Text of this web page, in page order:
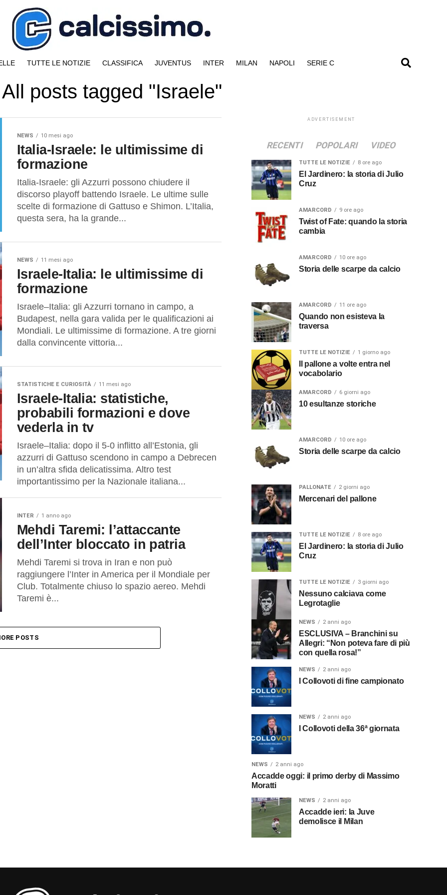
TUTTE LE NOTIZIE CLASSIFICA JUVENTUS INTER MILAN NAPOLI SERIE C
All posts tagged "Israele"
NEWS 10 mesi ago
Italia-Israele: le ultimissime di
formazione
Italia-Israele: gli Azzurri possono chiudere il
discorso playoff battendo Israele. Le ultime sulle
scelte di formazione di Gattuso e Shimon. L’Italia,
questa sera, ha la grande...
NEWS 11 mesi ago
Israele-Italia: le ultimissime di
formazione
Israele–Italia: gli Azzurri tornano in campo, a
Budapest, nella gara valida per le qualificazioni ai
Mondiali. Le ultimissime di formazione. A tre giorni
dalla convincente vittoria...
STATISTICHE E CURIOSITÀ 11 mesi ago
Israele-Italia: statistiche,
probabili formazioni e dove
vederla in tv
Israele–Italia: dopo il 5-0 inflitto all’Estonia, gli
azzurri di Gattuso scendono in campo a Debrecen
in un’altra sfida delicatissima. Altro test
importantissimo per la Nazionale italiana...
INTER 1 anno ago
Mehdi Taremi: l’attaccante
dell’Inter bloccato in patria
Mehdi Taremi si trova in Iran e non può
raggiungere l’Inter in America per il Mondiale per
Club. Totalmente chiuso lo spazio aereo. Mehdi
Taremi è...
POSTS
ADVERTISEMENT
RECENTI POPOLARI VIDEO
TUTTE LE NOTIZIE 8 ore ago
El Jardinero: la storia di Julio
Cruz
AMARCORD 9 ore ago
Twist of Fate: quando la storia
cambia
AMARCORD 10 ore ago
Storia delle scarpe da calcio
AMARCORD 11 ore ago
Quando non esisteva la
traversa
TUTTE LE NOTIZIE 1 giorno ago
Il pallone a volte entra nel
vocabolario
AMARCORD 6 giorni ago
10 esultanze storiche
AMARCORD 10 ore ago
Storia delle scarpe da calcio
PALLONATE 2 giorni ago
Mercenari del pallone
TUTTE LE NOTIZIE 8 ore ago
El Jardinero: la storia di Julio
Cruz
TUTTE LE NOTIZIE 3 giorni ago
Nessuno calciava come
Legrotaglie
NEWS 2 anni ago
ESCLUSIVA – Branchini su
Allegri: “Non poteva fare di più
con quella rosa!”
NEWS 2 anni ago
I Collovoti di fine campionato
NEWS 2 anni ago
I Collovoti della 36ª giornata
NEWS 2 anni ago
Accadde oggi: il primo derby di Massimo
Moratti
NEWS 2 anni ago
Accadde ieri: la Juve
demolisce il Milan